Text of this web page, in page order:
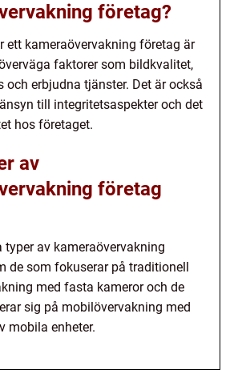
företag?
ett kameraövervakning företag är
faktorer som bildkvalitet,
och erbjudna tjänster. Det är också
till integritetsaspekter och det
hos företaget.
av
företag
typer av kameraövervakning
de som fokuserar på traditionell
med fasta kameror och de
sig på mobilövervakning med
mobila enheter.